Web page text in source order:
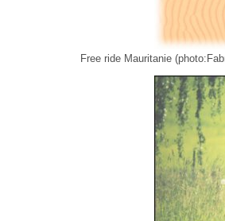
Free ride Mauritanie